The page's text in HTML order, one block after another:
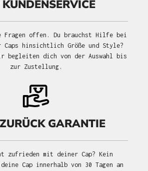
Fragen offen. Du brauchst Hilfe bei
Caps hinsichtlich Größe und Style?
begleiten dich von der Auswahl bis
zur Zustellung.
GARANTIE
zufrieden mit deiner Cap? Kein
Cap innerhalb von 30 Tagen an